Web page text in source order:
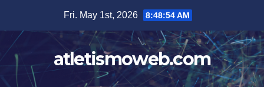
content
Fri. May 1st, 2026 8:48:55 AM
atletismoweb.com